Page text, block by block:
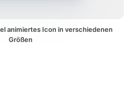
animiertes Icon in verschiedenen
Größen